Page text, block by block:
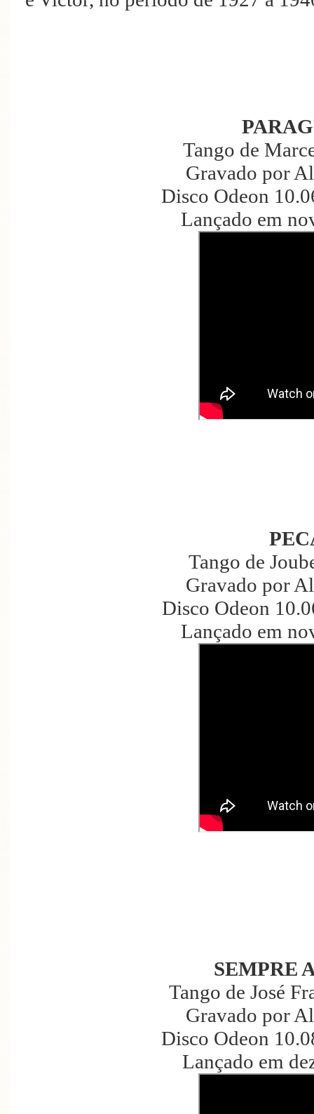
Tango de
Gravado por
Disco Odeon
Lançado em
Tango de
Gravado por
Disco Odeon
Lançado em
SEMPRE
Tango de José
Gravado por
Disco Odeon
Lançado em